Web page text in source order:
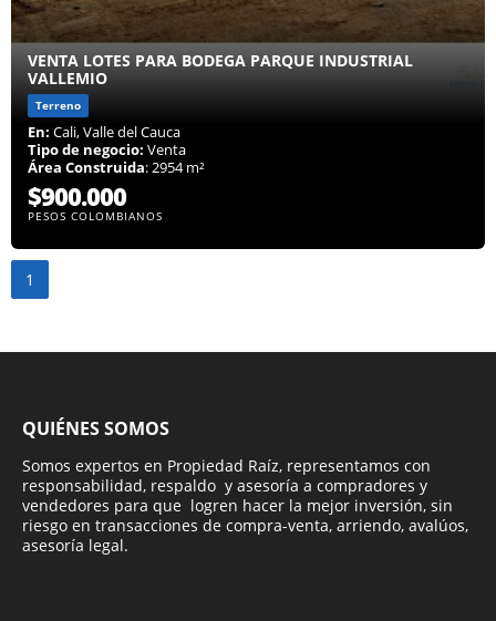
VENTA LOTES PARA BODEGA PARQUE INDUSTRIAL
VALLEMIO
Terreno
En: Cali, Valle del Cauca
Tipo de negocio: Venta
Área Construida: 2954 m²
$900.000
PESOS COLOMBIANOS
1
QUIÉNES SOMOS
Somos expertos en Propiedad Raíz, representamos con
responsabilidad, respaldo y asesoría a compradores y
vendedores para que logren hacer la mejor inversión, sin
riesgo en transacciones de compra-venta, arriendo, avalúos,
asesoría legal.